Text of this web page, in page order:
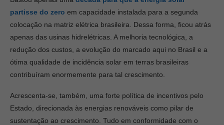
partisse do zero em capacidade instalada para a segunda
colocação na matriz elétrica brasileira. Dessa forma, ficou atrás
apenas das usinas hidrelétricas. A melhoria tecnológica, a
redução dos custos, a evolução do marcado aqui no Brasil e a
ótima qualidade de incidência solar em terras brasileiras
contribuíram enormemente para tal crescimento.
Acrescenta-se, também, uma forte política de incentivos pelo
Estado, direcionada às energias renováveis como pilar de
sustentação ao crescimento. Tudo em conformidade com o